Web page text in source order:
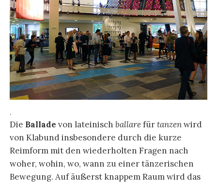
.
Die Ballade von lateinisch ballarefürtanzenwird
von Klabund insbesondere durch die kurze
Reimform mit den wiederholten Fragen nach
woher, wohin, wo, wann zu einer tänzerischen
Bewegung. Auf äußerst knappem Raum wird das